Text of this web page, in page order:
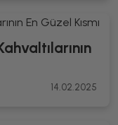
14.02.2025